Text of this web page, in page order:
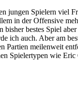
jungen Spielern viel
in der Offensive
bestes Spiel
ich auch. Aber am
Partien meilenweit
Spielertypen wie Eric